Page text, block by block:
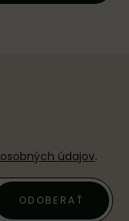
osobných údajov.
ODOBERAŤ